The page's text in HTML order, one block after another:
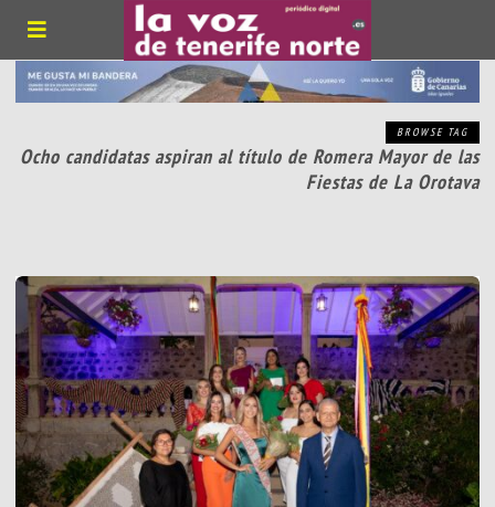
BROWSE TAG
Ocho candidatas aspiran al título de Romera Mayor de las
Fiestas de La Orotava